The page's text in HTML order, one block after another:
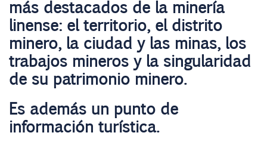
más destacados de la minería
linense: el territorio, el distrito
minero, la ciudad y las minas, los
trabajos mineros y la singularidad
de su patrimonio minero.
Es además un punto de
información turística.